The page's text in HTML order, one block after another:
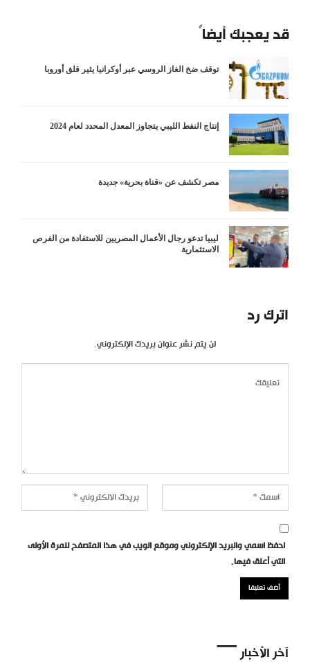
قد يعجبك أيضاً
توقف ضخ الغاز الروسي عبر أوكرانيا يثير قلق أوروبا
إنتاج النفط الليبي يتجاوز المعدل المحدد لعام 2024
مصر تكشف عن «قناة بحرية» جديدة
ليبيا تدعو رجال الأعمال المصريين للاستفادة من الفرص
الاستثمارية
اترك رد
لن يتم نشر عنوان بريدك الإلكتروني.
احفظ اسمي والبريد الإلكتروني وموقع الويب في هذا المتصفح للمرة الأولى
التي أعلق فيها.
آخر الأخبار